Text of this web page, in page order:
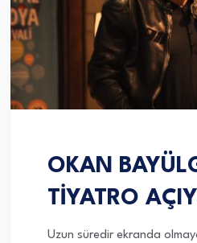
OKAN
TİYATRO
Uzun süredir ekranda